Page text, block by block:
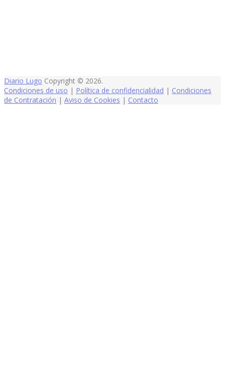
Diario Lugo Copyright © 2026.
Condiciones de uso | Política de confidencialidad | Condiciones
de Contratación | Aviso de Cookies | Contacto